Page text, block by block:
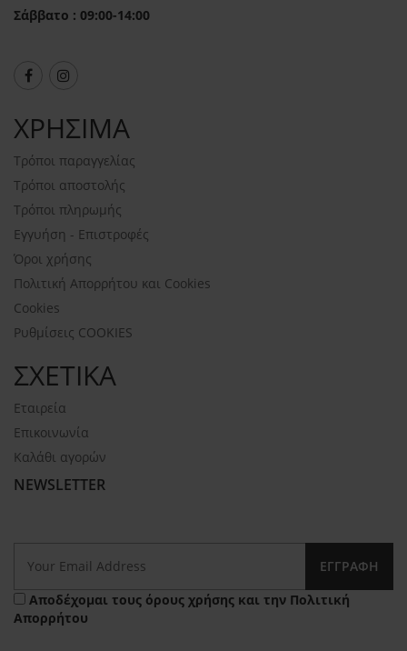
Σάββατο : 09:00-14:00
ΧΡΗΣΙΜΑ
Τρόποι παραγγελίας
Τρόποι αποστολής
Τρόποι πληρωμής
Εγγυήση - Επιστροφές
Όροι χρήσης
Πολιτική Απορρήτου και Cookies
Cookies
Ρυθμίσεις COOKIES
ΣΧΕΤΙΚΑ
Εταιρεία
Επικοινωνία
Καλάθι αγορών
NEWSLETTER
ΕΓΓΡΑΦΉ
Αποδέχομαι τους όρους χρήσης και την Πολιτική
Απορρήτου